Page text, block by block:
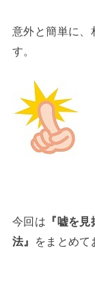
意外と簡単に、
す。
今回は 『嘘を
法』
をまとめて